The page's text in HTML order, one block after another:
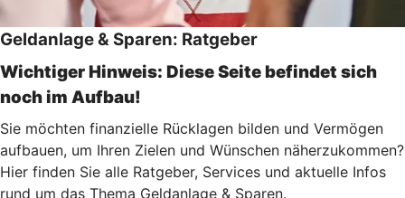
Geldanlage & Sparen: Ratgeber
Wichtiger Hinweis: Diese Seite befindet sich
noch im Aufbau!
Sie möchten finanzielle Rücklagen bilden und Vermögen
aufbauen, um Ihren Zielen und Wünschen näherzukommen?
Hier finden Sie alle Ratgeber, Services und aktuelle Infos
rund um das Thema Geldanlage & Sparen.